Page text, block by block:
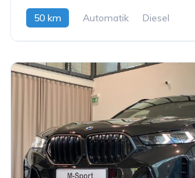
50 km Automatik Diesel